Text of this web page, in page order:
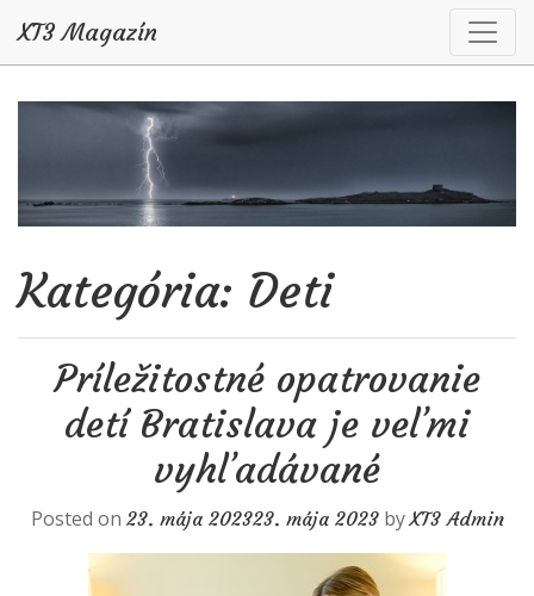
XT3 Magazín
Kategória: Deti
Príležitostné opatrovanie
detí Bratislava je veľmi
vyhľadávané
Posted on 23. mája 202323. mája 2023byXT3 Admin